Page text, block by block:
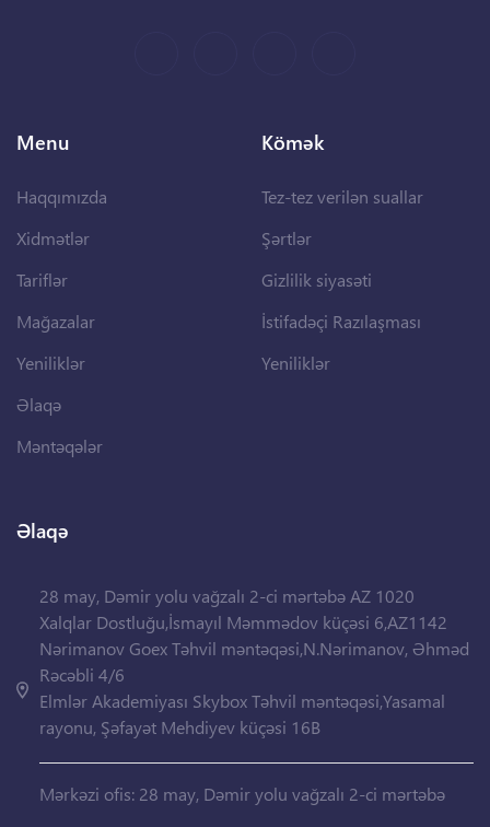
Menu
Haqqımızda
Xidmətlər
Tariflər
Mağazalar
Yeniliklər
Əlaqə
Məntəqələr
Kömək
Tez-tez verilən suallar
Şərtlər
Gizlilik siyasəti
İstifadəçi Razılaşması
Yeniliklər
Əlaqə
28 may, Dəmir yolu vağzalı 2-ci mərtəbə AZ 1020
Xalqlar Dostluğu,İsmayıl Məmmədov küçəsi 6,AZ1142
Nərimanov Goex Təhvil məntəqəsi,N.Nərimanov, Əhməd
Rəcəbli 4/6
Elmlər Akademiyası Skybox Təhvil məntəqəsi,Yasamal
rayonu, Şəfayət Mehdiyev küçəsi 16B
Mərkəzi ofis: 28 may, Dəmir yolu vağzalı 2-ci mərtəbə